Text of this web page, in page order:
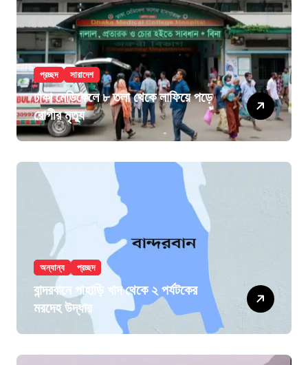
প্রচ্ছদ সারাদেশ
ঢাকা মেডিকেলে ৮ তলা থেকে লাফিয়ে পড়ে
রোগীর মৃত্যু
অন্যান্য প্রচ্ছদ
বান্দরবানে পাহাড়ি খাদ থেকে ২ পর্যটকের
মরদেহ উদ্ধার